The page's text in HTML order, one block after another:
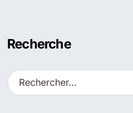
Recherche
R
e